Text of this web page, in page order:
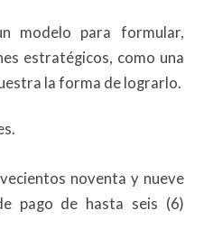
modelo para formular,
estratégicos, como una
la forma de lograrlo.
noventa y nueve
pago de hasta seis (6)